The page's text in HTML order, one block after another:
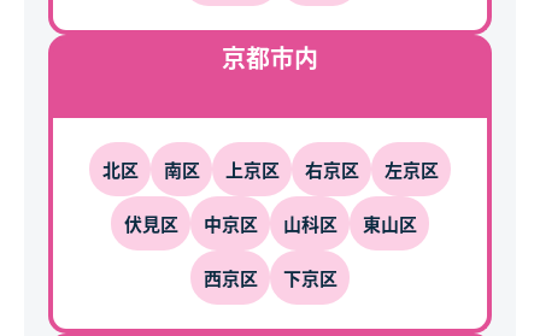
京都市内
北区 南区 上京区 右京区 左京区
伏見区 中京区 山科区 東山区
西京区 下京区